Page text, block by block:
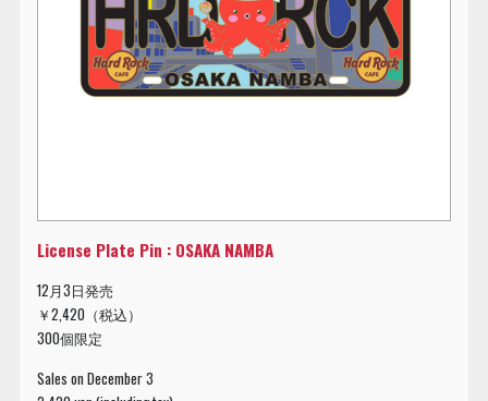
License Plate Pin : OSAKA NAMBA
12月3日発売
￥2,420（税込）
300個限定
Sales on December 3